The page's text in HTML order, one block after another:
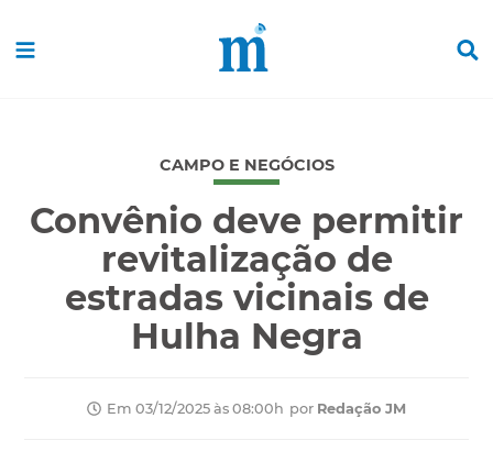
CAMPO E NEGÓCIOS
Convênio deve permitir
revitalização de
estradas vicinais de
Hulha Negra
Em 03/12/2025 às 08:00h por Redação JM